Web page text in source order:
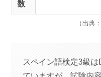
数
（出典
スペイン語検定3級